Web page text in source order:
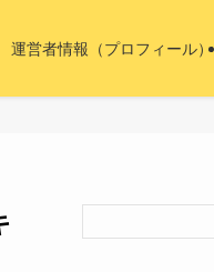
運営者情報（プロフィール）